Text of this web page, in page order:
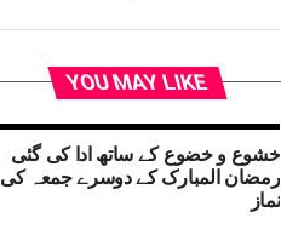
YOU MAY LIKE
خشوع و خضوع کے ساتھ ادا کی گئی
رمضان المبارک کے دوسرے جمعہ کی
نماز